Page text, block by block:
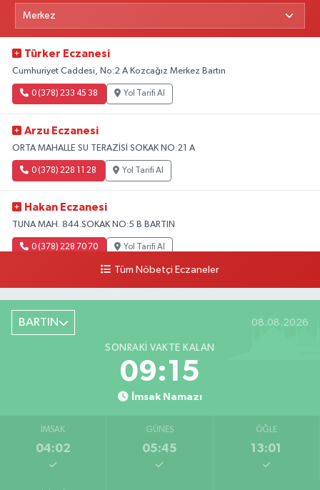
Türker Eczanesi
Cumhuriyet Caddesi, No:2 A Kozcağız Merkez Bartın
0 (378) 233 45 38 Yol Tarifi Al
Arzu Eczanesi
ORTA MAHALLE SU TERAZİSİ SOKAK NO:21 A
0 (378) 228 11 28 Yol Tarifi Al
Hakan Eczanesi
TUNA MAH. 844.SOKAK NO:5 B BARTIN
0 (378) 228 70 70 Yol Tarifi Al
Tüm Nöbetçi Eczaneler
BARTIN 08.08.2026
SONRAKI VAKTE KALAN
09:14
İmsak Namazı
İMSAK
04:02
GÜNEŞ
05:45
ÖĞLE
13:01